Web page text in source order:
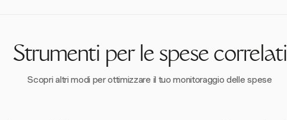
Strumenti per le spese correlati
Scopri altri modi per ottimizzare il tuo monitoraggio delle spese